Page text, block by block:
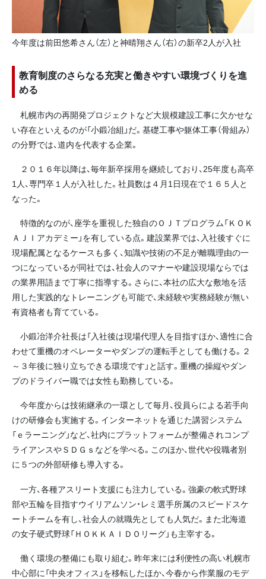
今年度は前田悠希さん（左）と神晴翔さん（右）の新卒2人が入社
教育制度のさらなる充実と働きやすい環境づくりを進
める
札幌市内の再開発プロジェクトなど大規模建設工事に欠かせな
い存在といえるのが「小鍛冶組」だ。基礎工事や躯体工事（骨組み）
の分野では、道内を代表する企業。
２０１６年以降は、毎年新卒採用を継続しており、25年度も高卒
1人、専門卒１人が入社した。社員数は４月1日現在で１６５人と
なった。
特徴的なのが、座学を重視した独自のＯＪＴプログラム「ＫＯＫ
ＡＪＩアカデミー」を有している点。建設業界では、入社後すぐに
現場配属となるケースも多く、知識や技術の不足が離職理由の一
つになっているが同社では、社会人のマナーや建設現場ならでは
の業界用語まで丁寧に指導する。さらに、本社の広大な敷地を活
用した実践的なトレーニングも可能で、未経験や実務経験が無い
有資格者も育てている。
小鍛冶洋介社長は「入社後は現場代理人を目指すほか、適性に合
わせて重機のオペレーターやダンプの運転手としても働ける。２
～３年後に独り立ちできる環境です」と話す。重機の操縦やダン
プのドライバー職では女性も勤務している。
今年度からは技術継承の一環として毎月、役員らによる若手向
けの研修会も実施する。インターネットを通じた講習システム
「ｅラーニング」など、社内にプラットフォームが整備されコンプ
ライアンスやＳＤＧｓなどを学べる。このほか、世代や役職者別
に５つの外部研修も導入する。
一方、各種アスリート支援にも注力している。強豪の軟式野球
部や五輪を目指すウイリアムソン・レミ選手所属のスピードスケ
ートチームを有し、社会人の就職先としても人気だ。また北海道
の女子硬式野球「ＨＯＫＫＡＩＤＯリーグ」も主宰する。
働く環境の整備にも取り組む。昨年末には利便性の高い札幌市
中心部に「中央オフィス」を移転したほか、今春から作業服のモデ